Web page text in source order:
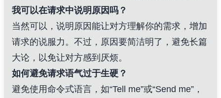
我可以在请求中说明原因吗？
当然可以，说明原因能让对方理解你的需求，增加
请求的说服力。不过，原因要简洁明了，避免长篇
大论，以免让对方感到厌烦。
如何避免请求语气过于生硬？
避免使用命令式语言，如“Tell me”或“Send me”，